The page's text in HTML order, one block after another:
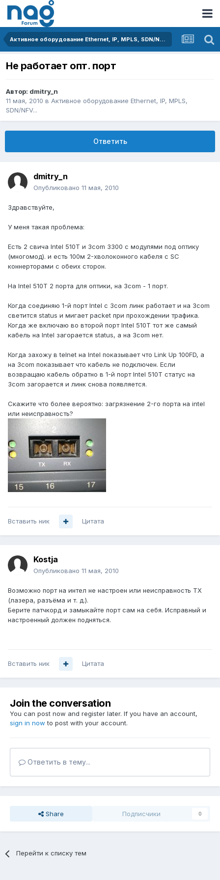
Активное оборудование Ethernet, IP, MPLS, SDN/NFV...
Не работает опт. порт
Автор: dmitry_n
11 мая, 2010 в Активное оборудование Ethernet, IP, MPLS,
SDN/NFV...
Ответить
dmitry_n
Опубликовано 11 мая, 2010
Здравствуйте,
У меня такая проблема:
Есть 2 свича Intel 510T и 3com 3300 с модулями под оптику
(многомод). и есть 100м 2-хволоконного кабеля с SC
коннерторами с обеих сторон.
На Intel 510T 2 порта для оптики, на 3com - 1 порт.
Когда соединяю 1-й порт Intel с 3com линк работает и на 3com
светится status и мигает packet при прохождении трафика.
Когда же включаю во второй порт Intel 510T тот же самый
кабель на Intel загорается status, а на 3com нет.
Когда захожу в telnet на Intel показывает что Link Up 100FD, а
на 3com показывает что кабель не подключен. Если
возвращаю кабель обратно в 1-й порт Intel 510T статус на
3com загорается и линк снова появляется.
Скажите что более вероятно: загрязнение 2-го порта на intel
или неисправность?
Вставить ник Цитата
Kostja
Опубликовано 11 мая, 2010
Возможно порт на интел не настроен или неисправность TX
(лазера, разъёма и т. д.).
Берите патчкорд и замыкайте порт сам на себя. Исправный и
настроенный должен подняться.
Вставить ник Цитата
Join the conversation
You can post now and register later. If you have an account,
sign in now to post with your account.
Ответить в тему...
Share Подписчики 0
Перейти к списку тем